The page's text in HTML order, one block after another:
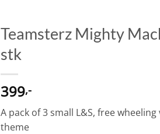
Teamsterz Mighty
stk
399,-
A pack of 3 small L&S, free
theme